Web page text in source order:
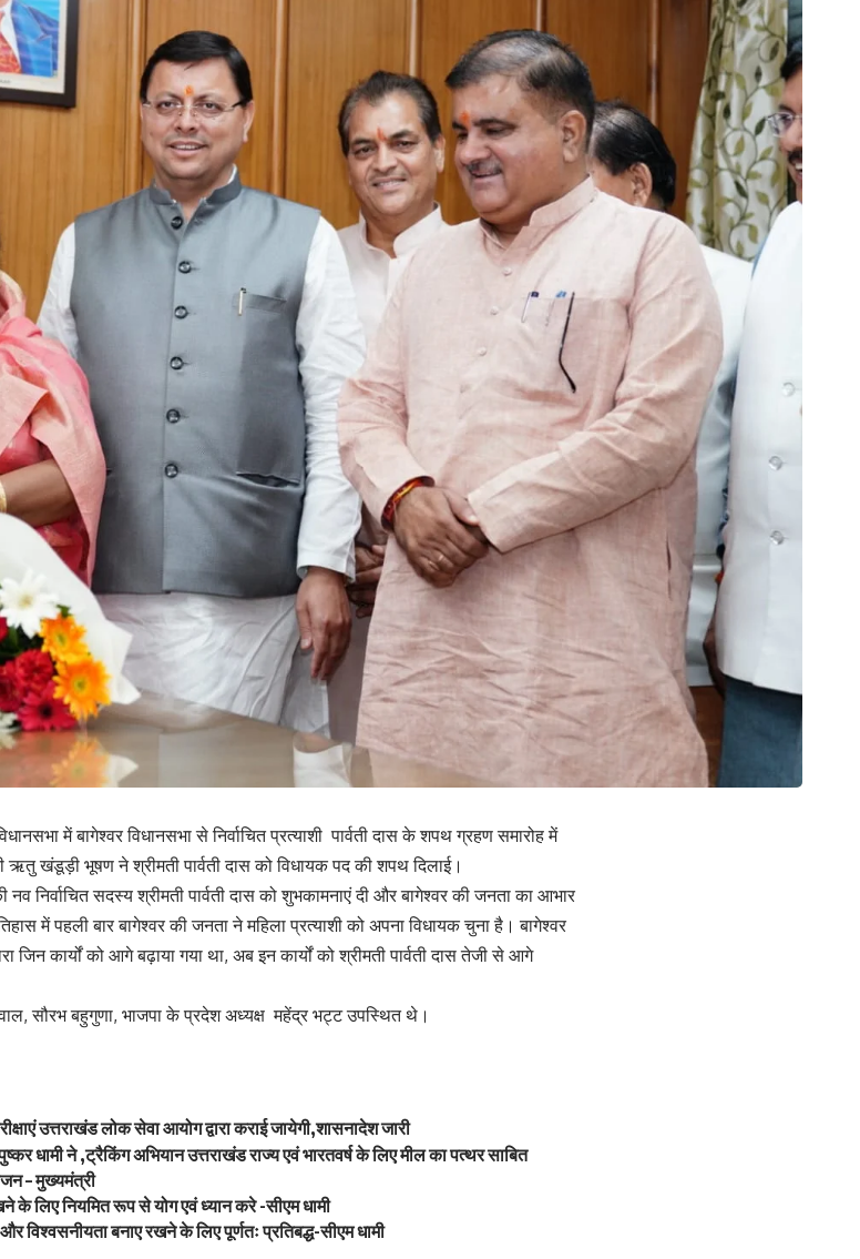
में बागेश्वर विधानसभा से निर्वाचित प्रत्याशी पार्वती दास के शपथ ग्रहण समारोह में
ऋतु खंडूड़ी भूषण ने श्रीमती पार्वती दास को विधायक पद की शपथ दिलाई।
निर्वाचित सदस्य श्रीमती पार्वती दास को शुभकामनाएं दी और बागेश्वर की जनता का आभार
में पहली बार बागेश्वर की जनता ने महिला प्रत्याशी को अपना विधायक चुना है। बागेश्वर
जिन कार्यों को आगे बढ़ाया गया था, अब इन कार्यों को श्रीमती पार्वती दास तेजी से आगे
सौरभ बहुगुणा, भाजपा के प्रदेश अध्यक्ष महेंद्र भट्ट उपस्थित थे।
उत्तराखंड लोक सेवा आयोग द्वारा कराई जायेगी,शासनादेश जारी
धामी ने ,ट्रैकिंग अभियान उत्तराखंड राज्य एवं भारतवर्ष के लिए मील का पत्थर साबित
– मुख्यमंत्री
के लिए नियमित रूप से योग एवं ध्यान करे -सीएम धामी
विश्वसनीयता बनाए रखने के लिए पूर्णतः प्रतिबद्ध-सीएम धामी